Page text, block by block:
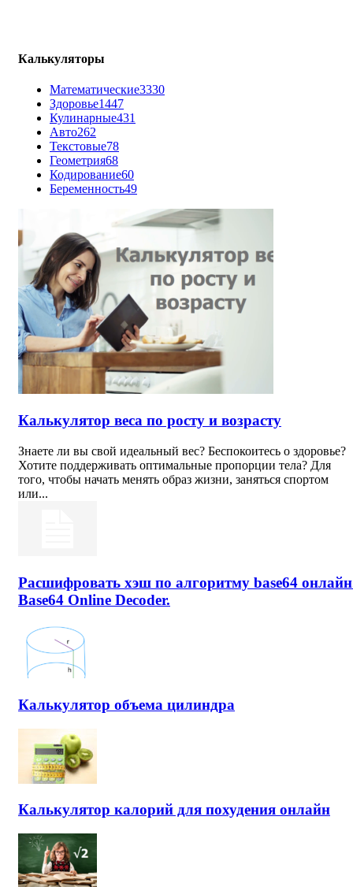
Калькуляторы
Математические3330
Здоровье1447
Кулинарные431
Авто262
Текстовые78
Геометрия68
Кодирование60
Беременность49
Калькулятор веса по росту и возрасту
Знаете ли вы свой идеальный вес? Беспокоитесь о здоровье?
Хотите поддерживать оптимальные пропорции тела? Для
того, чтобы начать менять образ жизни, заняться спортом
или...
Расшифровать хэш по алгоритму base64
Base64 Online Decoder.
Калькулятор объема цилиндра
Калькулятор калорий для похудения онлайн